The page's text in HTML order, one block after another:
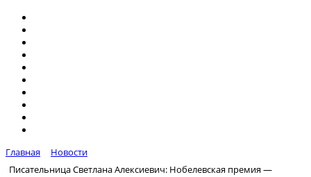
Главная
Новости
Писательница Светлана Алексиевич: Нобелевская премия —